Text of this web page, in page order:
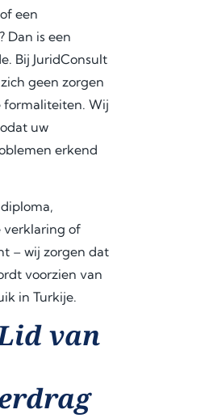
een
Dan is een
Bij JuridConsult
geen zorgen
formaliteiten. Wij
uw
erkend
verklaring of
– wij zorgen dat
voorzien van
in Turkije.
van